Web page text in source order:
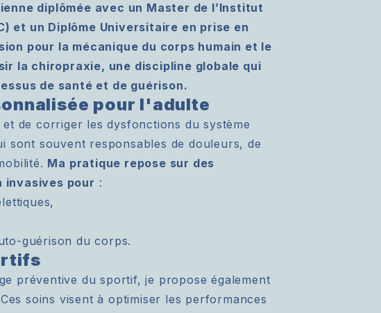
diplômée avec un Master de l’Institut
et un Diplôme Universitaire en prise en
pour la mécanique du corps humain et le
la chiropraxie, une discipline globale qui
de santé et de guérison.
pour l'adulte
de corriger les dysfonctions du système
sont souvent responsables de douleurs, de
Ma pratique repose sur des
invasives pour :
guérison du corps.
préventive du sportif, je propose également
soins visent à optimiser les performances